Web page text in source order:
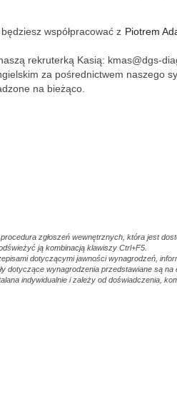
współpracować z Piotrem
rekruterką Kasią: kmas@dgs-
za pośrednictwem naszego
na bieżąco.
zgłoszeń wewnętrznych, która jest
ją kombinacją klawiszy Ctrl+F5.
dotyczącymi jawności wynagrodzeń,
dotyczące wynagrodzenia przedstawiane są na
indywidualnie i zależy od doświadczenia,